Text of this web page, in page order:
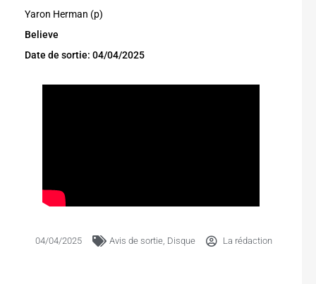
Yaron Herman (p)
Believe
Date de sortie: 04/04/2025
04/04/2025 Avis de sortie, Disque La rédaction